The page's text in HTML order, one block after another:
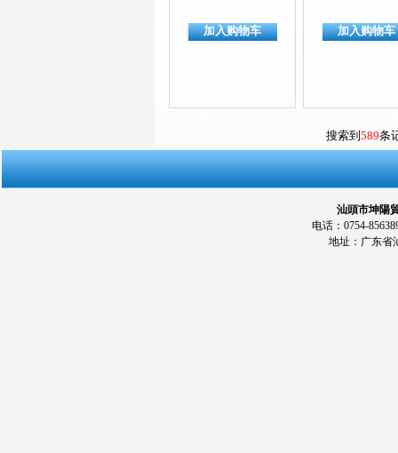
加入购物车 加入购物车
搜索到 589条
汕頭市坤陽
电话：0754-
地址：广东省